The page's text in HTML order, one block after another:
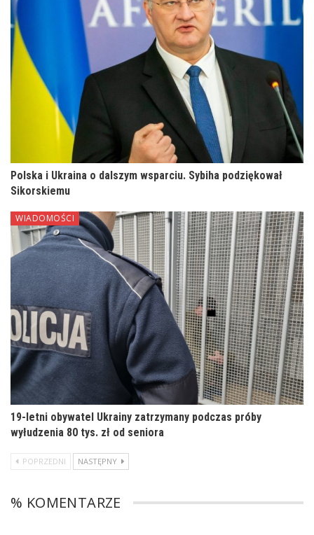
Polska i Ukraina o dalszym wsparciu. Sybiha podziękował
Sikorskiemu
WIADOMOŚCI
19-letni obywatel Ukrainy zatrzymany podczas próby
wyłudzenia 80 tys. zł od seniora
POPRZEDNI NASTĘPNY
% KOMENTARZE